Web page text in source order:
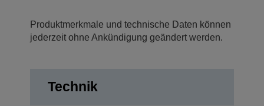
Produktmerkmale und technische Daten können
jederzeit ohne Ankündigung geändert werden.
Technik